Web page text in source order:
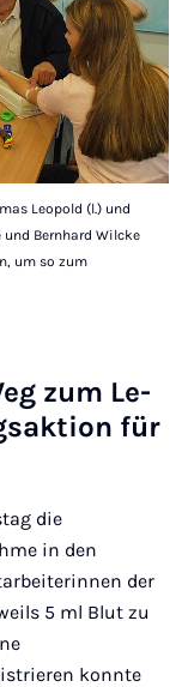
Leopold (l.) und
Bernhard Wilcke
um so zum
zum Le­
für
die
in den
der
5 ml Blut zu
konnte